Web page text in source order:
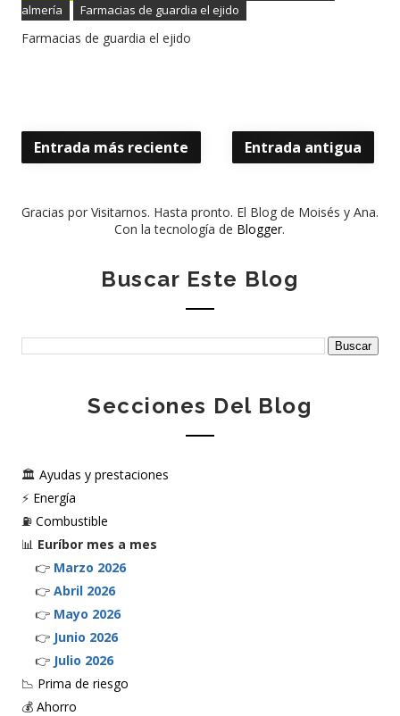
almería
Farmacias de guardia el ejido
Farmacias de guardia el ejido
Entrada más reciente Entrada antigua
Gracias por Visitarnos. Hasta pronto. El Blog de Moisés y Ana.
Con la tecnología de Blogger.
Buscar Este Blog
Secciones Del Blog
🏛️ Ayudas y prestaciones
⚡ Energía
⛽ Combustible
📊 Euríbor mes a mes
👉 Marzo 2026
👉 Abril 2026
👉 Mayo 2026
👉 Junio 2026
👉 Julio 2026
📉 Prima de riesgo
💰 Ahorro